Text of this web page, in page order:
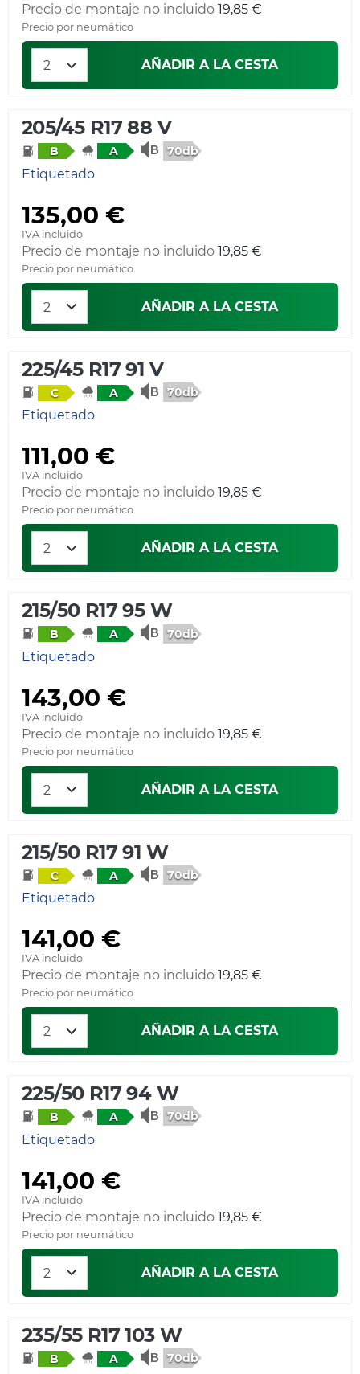
Precio de montaje no incluido 19,85 €
Precio por neumático
AÑADIR A LA CESTA
205/45 R17 88 V
B A 70db
Etiquetado
135,00 €
IVA incluido
Precio de montaje no incluido 19,85 €
Precio por neumático
AÑADIR A LA CESTA
225/45 R17 91 V
C A 70db
Etiquetado
111,00 €
IVA incluido
Precio de montaje no incluido 19,85 €
Precio por neumático
AÑADIR A LA CESTA
215/50 R17 95 W
B A 70db
Etiquetado
143,00 €
IVA incluido
Precio de montaje no incluido 19,85 €
Precio por neumático
AÑADIR A LA CESTA
215/50 R17 91 W
C A 70db
Etiquetado
141,00 €
IVA incluido
Precio de montaje no incluido 19,85 €
Precio por neumático
AÑADIR A LA CESTA
225/50 R17 94 W
B A 70db
Etiquetado
141,00 €
IVA incluido
Precio de montaje no incluido 19,85 €
Precio por neumático
AÑADIR A LA CESTA
235/55 R17 103 W
B A 70db